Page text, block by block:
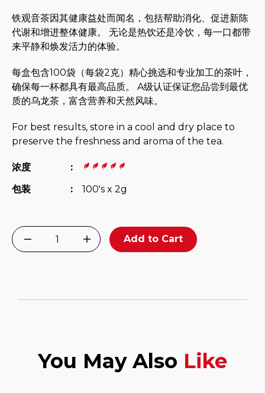
铁观音茶因其健康益处而闻名，包括帮助消化、促进新陈
代谢和增进整体健康。 无论是热饮还是冷饮，每一口都带
来平静和焕发活力的体验。
每盒包含100袋（每袋2克）精心挑选和专业加工的茶叶，
确保每一杯都具有最高品质。 A级认证保证您品尝到最优
质的乌龙茶，富含营养和天然风味。
For best results, store in a cool and dry place to
preserve the freshness and aroma of the tea.
浓度
:
包装
: 100's x 2g
Add to Cart
You May Also Like